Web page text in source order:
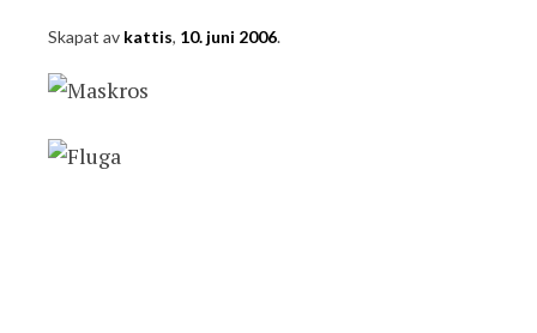
Skapat av kattis, 10. juni 2006.